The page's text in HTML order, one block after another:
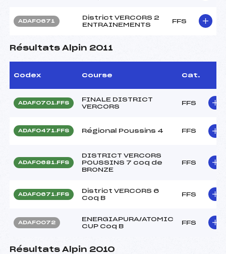
ADAF0671
District VERCORS 2
ENTRAINEMENTS
FFS
Résultats Alpin 2011
Codex Course Cat.
ADAF0701.FFS
FINALE DISTRICT
VERCORS
FFS
ADAF0471.FFS Régional Poussins 4 FFS
ADAF0681.FFS
DISTRICT VERCORS
POUSSINS 7 coq de
BRONZE
FFS
ADAF0671.FFS
District VERCORS 6
Coq B
FFS
ADAF0072
ENERGIAPURA/ATOMIC
CUP Coq B
FFS
Résultats Alpin 2010